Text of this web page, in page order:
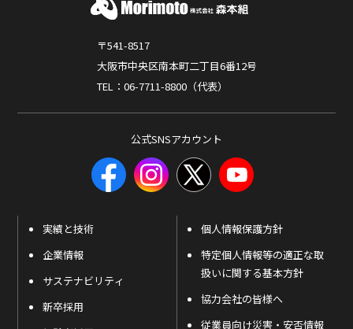
〒541-8517
大阪市中央区南本町二丁目6番12号
TEL：06-7711-8800（代表）
公式SNSアカウント
実績と技術
企業情報
サステナビリティ
新卒採用
個人情報保護方針
特定個人情報等の適正な取
扱いに関する基本方針
協力会社の皆様へ
従業員向け災害・安否情報